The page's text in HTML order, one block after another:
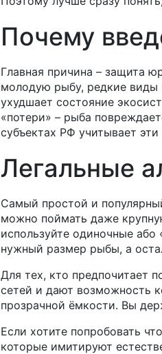
Почему
Главная причина – защита
молодую рыбу, редкие виды
ухудшает состояние
«потери» – рыба
субъектах РФ учитывает
Легальные
Самый простой и
можно поймать даже
используйте одиночные
нужный размер рыбы, а
Для тех, кто предпочитает
сетей и дают возможность
прозрачной ёмкости. Вы
Если хотите попробовать
которые имитируют